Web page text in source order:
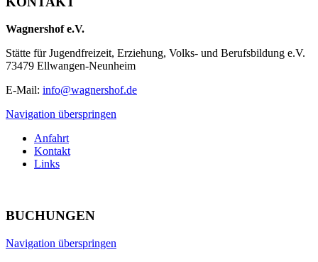
Wagnershof e.V.
Stätte für Jugendfreizeit, Erziehung, Volks- und Berufsbildung e.V.
73479 Ellwangen-Neunheim
E-Mail: info@wagnershof.de
Navigation überspringen
Anfahrt
Kontakt
Links
BUCHUNGEN
Navigation überspringen